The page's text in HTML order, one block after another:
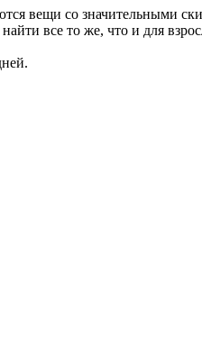
вещи со значительными
все то же, что и для